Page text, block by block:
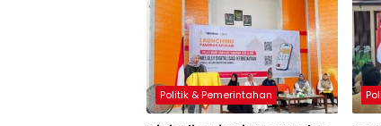
Politik & Pemerintahan